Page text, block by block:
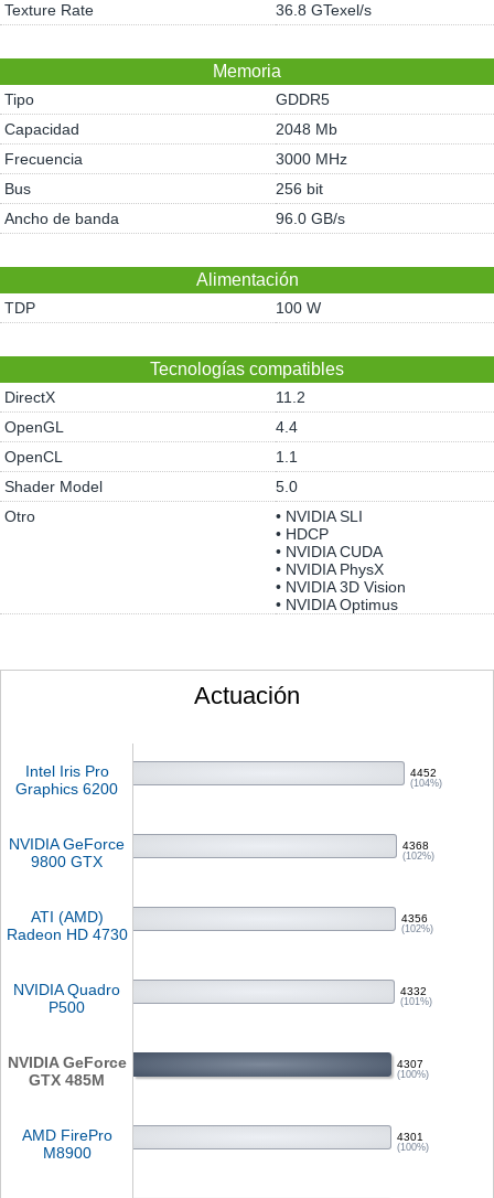
Texture Rate
36.8 GTexel/s
Memoria
Tipo
GDDR5
Capacidad
2048 Mb
Frecuencia
3000 MHz
Bus
256 bit
Ancho de banda
96.0 GB/s
Alimentación
TDP 100 W
Tecnologías compatibles
DirectX
11.2
OpenGL
4.4
OpenCL
1.1
Shader Model
5.0
Otro
• NVIDIA SLI
• HDCP
• NVIDIA CUDA
• NVIDIA PhysX
• NVIDIA 3D Vision
• NVIDIA Optimus
Actuación
Intel Iris Pro
Graphics 6200
4452
(104%)
NVIDIA GeForce
9800 GTX
4368
(102%)
ATI (AMD)
Radeon HD 4730
4356
(102%)
NVIDIA Quadro
P500
4332
(101%)
NVIDIA GeForce
GTX 485M
4307
(100%)
AMD FirePro
M8900
4301
(100%)